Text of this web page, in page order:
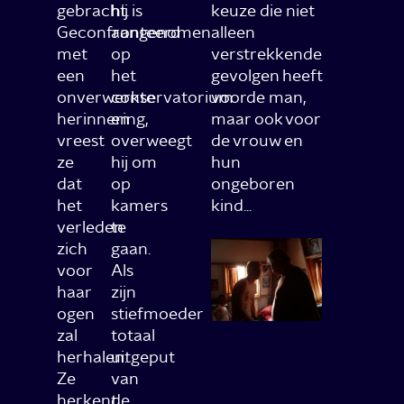
gebracht.
Geconfronteerd
met
een
onverwerkte
herinnering,
vreest
ze
dat
het
verleden
zich
voor
haar
ogen
zal
herhalen.
Ze
herkent
hij is
aangenomen
op
het
conservatorium
en
overweegt
hij om
op
kamers
te
gaan.
Als
zijn
stiefmoeder
totaal
uitgeput
van
de
keuze die niet
alleen
verstrekkende
gevolgen heeft
voorde man,
maar ook voor
de vrouw en
hun
ongeboren
kind...